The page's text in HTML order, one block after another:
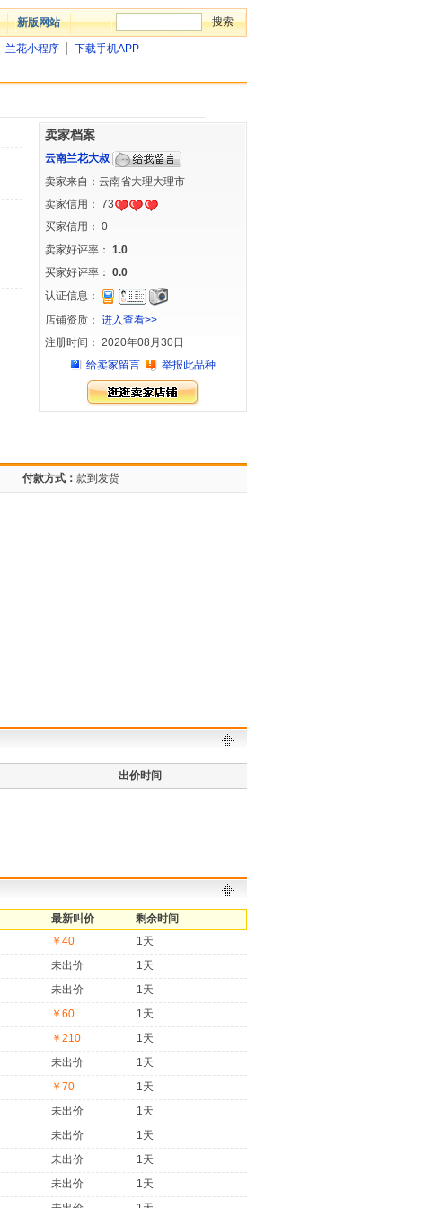
新版网站
兰花小程序
下载手机APP
卖家档案
云南兰花大叔
卖家来自：云南省大理大理市
卖家信用： 73
买家信用： 0
卖家好评率： 1.0
买家好评率： 0.0
认证信息：
店铺资质： 进入查看>>
注册时间： 2020年08月30日
给卖家留言
举报此品种
付款方式： 款到发货
出价时间
最新叫价
剩余时间
￥40
1天
未出价
1天
未出价
1天
￥60
1天
￥210
1天
未出价
1天
￥70
1天
未出价
1天
未出价
1天
未出价
1天
未出价
1天